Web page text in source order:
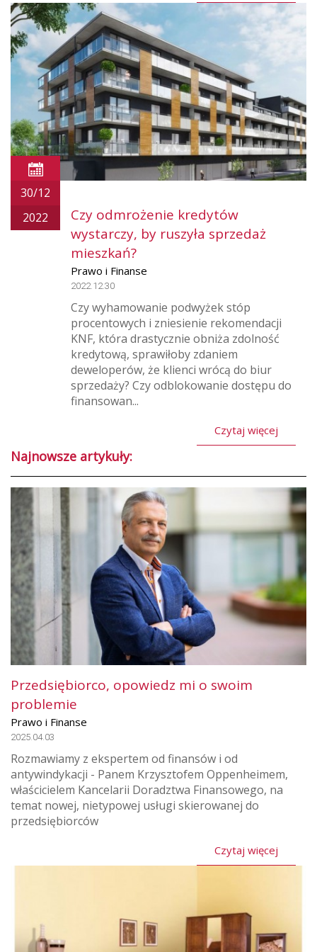
30/12
2022
Czy odmrożenie kredytów
wystarczy, by ruszyła sprzedaż
mieszkań?
Prawo i Finanse
2022.12.30
Czy wyhamowanie podwyżek stóp
procentowych i zniesienie rekomendacji
KNF, która drastycznie obniża zdolność
kredytową, sprawiłoby zdaniem
deweloperów, że klienci wrócą do biur
sprzedaży? Czy odblokowanie dostępu do
finansowan...
Czytaj więcej
Najnowsze artykuły:
Przedsiębiorco, opowiedz mi o swoim
problemie
Prawo i Finanse
2025.04.03
Rozmawiamy z ekspertem od finansów i od
antywindykacji - Panem Krzysztofem Oppenheimem,
właścicielem Kancelarii Doradztwa Finansowego, na
temat nowej, nietypowej usługi skierowanej do
przedsiębiorców
Czytaj więcej